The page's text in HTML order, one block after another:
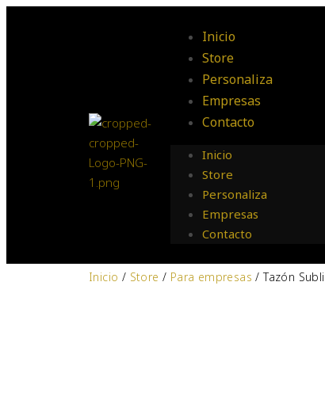
Inicio
Store
Personaliza
Empresas
Contacto
Inicio
Store
Personaliza
Empresas
Contacto
Inicio / Store / Para empresas /Tazón